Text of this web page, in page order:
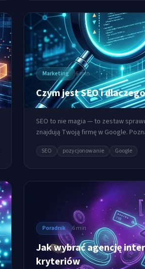
Marketing 6 min
Czym jest SEO i
SEO to nie magia — to zestaw
znajdują Twoją firmę w Google.
SEO pozycjonowanie Google
Poradnik 6 min
Jak wybrać agencję
kryteriów